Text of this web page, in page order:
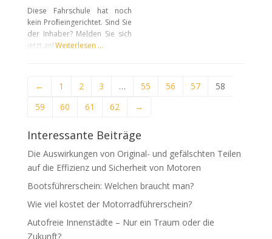
Diese Fahrschule hat noch
kein Profil eingerichtet. Sind Sie
der Inhaber? Melden Sie sich
jetzt an! Weiterlesen …
← 1 2 3 … 55 56 57
58
59
60 61 62 →
Interessante Beiträge
Die Auswirkungen von Original- und gefälschten Teilen
auf die Effizienz und Sicherheit von Motoren
Bootsführerschein: Welchen braucht man?
Wie viel kostet der Motorradführerschein?
Autofreie Innenstädte – Nur ein Traum oder die
Zukunft?